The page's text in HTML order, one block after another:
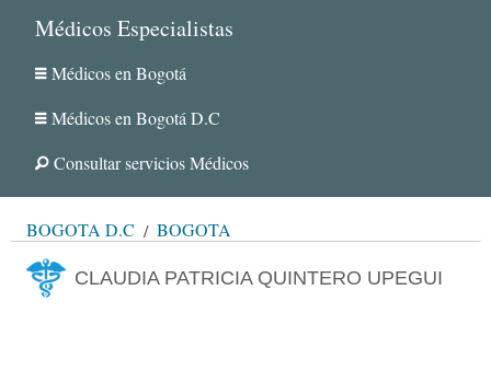
Médicos Especialistas
Médicos en Bogotá
Médicos en Bogotá D.C
Consultar servicios Médicos
BOGOTÁ D.C BOGOTÁ
CLAUDIA PATRICIA QUINTERO UPEGUI